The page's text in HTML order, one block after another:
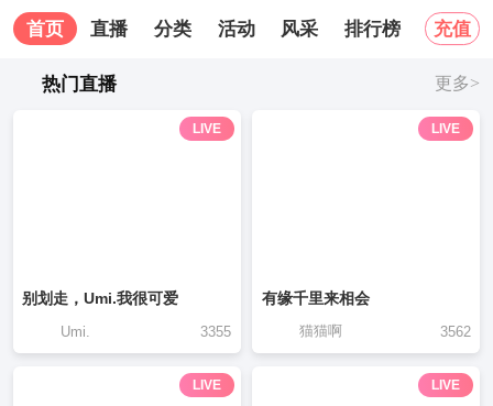
充值
首页 直播 分类 活动 风采 排行榜 关于我
热门直播 更多>
LIVE
别划走，Umi.我很可爱
Umi. 3355
LIVE
有缘千里来相会
猫猫啊 3562
LIVE LIVE